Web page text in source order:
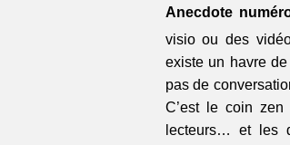
Anecdote
visio ou des
existe un havre
pas de
C’est le coin
lecteurs… et les